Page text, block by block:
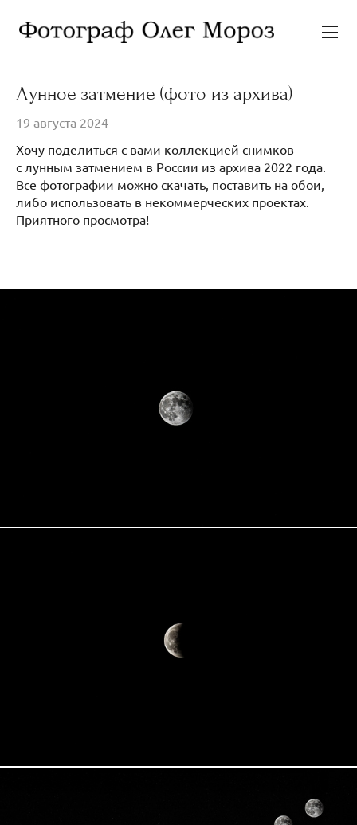
Лунное затмение (фото из архива)
19 августа 2024
Хочу поделиться с вами коллекцией снимков
с лунным затмением в России из архива 2022 года.
Все фотографии можно скачать, поставить на обои,
либо использовать в некоммерческих проектах.
Приятного просмотра!